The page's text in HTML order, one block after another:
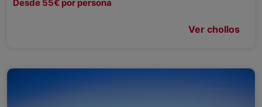
Desde 55€ por persona
Ver chollos